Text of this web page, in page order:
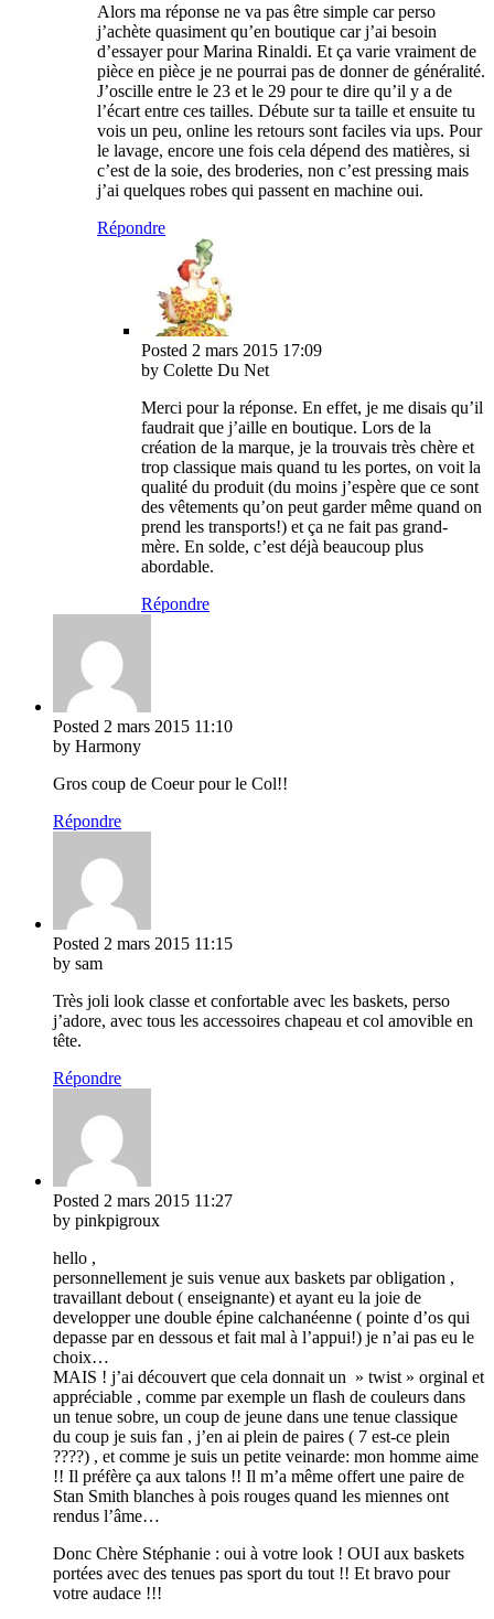
Alors ma réponse ne va pas être simple car perso
j’achète quasiment qu’en boutique car j’ai besoin
d’essayer pour Marina Rinaldi. Et ça varie vraiment de
pièce en pièce je ne pourrai pas de donner de généralité.
J’oscille entre le 23 et le 29 pour te dire qu’il y a de
l’écart entre ces tailles. Débute sur ta taille et ensuite tu
vois un peu, online les retours sont faciles via ups. Pour
le lavage, encore une fois cela dépend des matières, si
c’est de la soie, des broderies, non c’est pressing mais
j’ai quelques robes qui passent en machine oui.
Répondre
Posted 2 mars 2015 17:09
by Colette Du Net
Merci pour la réponse. En effet, je me disais qu’il
faudrait que j’aille en boutique. Lors de la
création de la marque, je la trouvais très chère et
trop classique mais quand tu les portes, on voit la
qualité du produit (du moins j’espère que ce sont
des vêtements qu’on peut garder même quand on
prend les transports!) et ça ne fait pas grand-
mère. En solde, c’est déjà beaucoup plus
abordable.
Répondre
Posted 2 mars 2015 11:10
by Harmony
Gros coup de Coeur pour le Col!!
Répondre
Posted 2 mars 2015 11:15
by sam
Très joli look classe et confortable avec les baskets, perso
j’adore, avec tous les accessoires chapeau et col amovible en
tête.
Répondre
Posted 2 mars 2015 11:27
by pinkpigroux
hello ,
personnellement je suis venue aux baskets par obligation ,
travaillant debout ( enseignante) et ayant eu la joie de
developper une double épine calchanéenne ( pointe d’os qui
depasse par en dessous et fait mal à l’appui!) je n’ai pas eu le
choix…
MAIS ! j’ai découvert que cela donnait un » twist » orginal et
appréciable , comme par exemple un flash de couleurs dans
un tenue sobre, un coup de jeune dans une tenue classique
du coup je suis fan , j’en ai plein de paires ( 7 est-ce plein
????) , et comme je suis un petite veinarde: mon homme aime
!! Il préfère ça aux talons !! Il m’a même offert une paire de
Stan Smith blanches à pois rouges quand les miennes ont
rendus l’âme…
Donc Chère Stéphanie : oui à votre look ! OUI aux baskets
portées avec des tenues pas sport du tout !! Et bravo pour
votre audace !!!